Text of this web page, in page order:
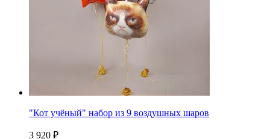
"Кот учёный" набор из 9 воздушных шаров
3 920 ₽